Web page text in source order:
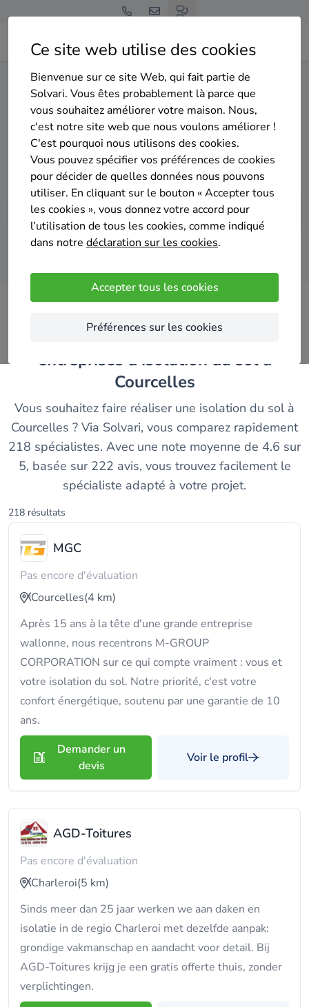
Ce site web utilise des cookies
Bienvenue sur ce site Web, qui fait partie de
Solvari. Vous êtes probablement là parce que
vous souhaitez améliorer votre maison. Nous,
c'est notre site web que nous voulons améliorer !
C'est pourquoi nous utilisons des cookies.
Vous pouvez spécifier vos préférences de cookies
pour décider de quelles données nous pouvons
utiliser. En cliquant sur le bouton « Accepter tous
les cookies », vous donnez votre accord pour
l’utilisation de tous les cookies, comme indiqué
dans notre déclaration sur les cookies.
Accepter tous les cookies
Préférences sur les cookies
Home Isolation du sol Hainaut Courcelles
Gratuit et sans engagement
Top 20 des entreprises
d'isolation du sol à Courcelles
Comparer des devis
entreprises d'isolation du sol à
Courcelles
Vous souhaitez faire réaliser une isolation du sol à
Courcelles ? Via Solvari, vous comparez rapidement
218 spécialistes. Avec une note moyenne de 4.6 sur
5, basée sur 222 avis, vous trouvez facilement le
spécialiste adapté à votre projet.
218 résultats
MGC
Pas encore d'évaluation
Courcelles(4 km)
Après 15 ans à la tête d'une grande entreprise
wallonne, nous recentrons M-GROUP
CORPORATION sur ce qui compte vraiment : vous et
votre isolation du sol. Notre priorité, c'est votre
confort énergétique, soutenu par une garantie de 10
ans.
Demander un
devis
Voir le profil
AGD-Toitures
Pas encore d'évaluation
Charleroi(5 km)
Sinds meer dan 25 jaar werken we aan daken en
isolatie in de regio Charleroi met dezelfde aanpak:
grondige vakmanschap en aandacht voor detail. Bij
AGD-Toitures krijg je een gratis offerte thuis, zonder
verplichtingen.